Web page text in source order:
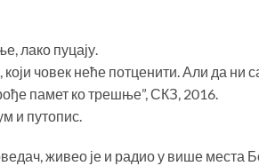
лако пуцају.
човек неће потценити. Али да ни
памет ко трешње”, СКЗ, 2016.
и путопис.
живео је и радио у више места